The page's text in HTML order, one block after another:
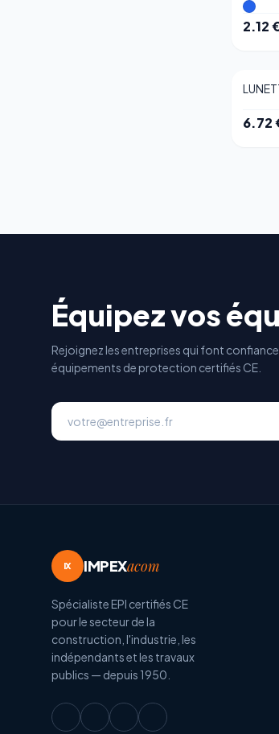
2.12
6.72
Équipez vos
Rejoignez les entreprises qui font
équipements de protection certifiés CE.
IX IMPEXacom
Spécialiste EPI certifiés CE
pour le secteur de la
construction, l'industrie, les
indépendants et les travaux
publics — depuis 1950.